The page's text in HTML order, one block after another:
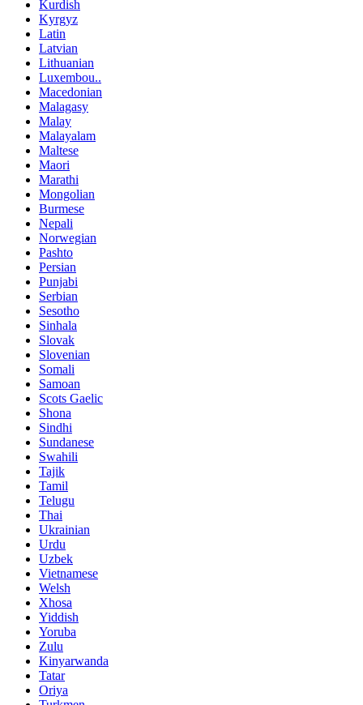
Kurdish
Kyrgyz
Latin
Latvian
Lithuanian
Luxembou..
Macedonian
Malagasy
Malay
Malayalam
Maltese
Maori
Marathi
Mongolian
Burmese
Nepali
Norwegian
Pashto
Persian
Punjabi
Serbian
Sesotho
Sinhala
Slovak
Slovenian
Somali
Samoan
Scots Gaelic
Shona
Sindhi
Sundanese
Swahili
Tajik
Tamil
Telugu
Thai
Ukrainian
Urdu
Uzbek
Vietnamese
Welsh
Xhosa
Yiddish
Yoruba
Zulu
Kinyarwanda
Tatar
Oriya